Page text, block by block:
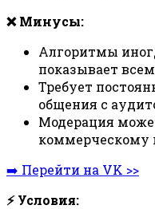
❌ Минусы:
Алгоритмы
показывает
Требует
общения с
Модерация
коммерческому
➡️ Перейти на VK >>
⚡ Условия: